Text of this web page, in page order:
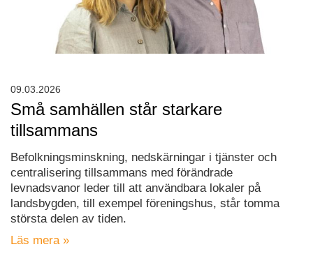
Små samhällen står starkare
tillsammans
Befolkningsminskning, nedskärningar i tjänster och
centralisering tillsammans med förändrade
levnadsvanor leder till att användbara lokaler på
landsbygden, till exempel föreningshus, står tomma
största delen av tiden.
Läs mera »
09.03.2026